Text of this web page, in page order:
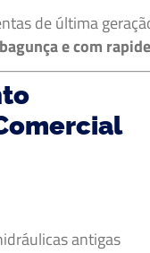
de última
e com
antigas